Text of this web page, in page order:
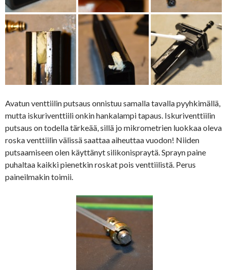
Avatun venttiilin putsaus onnistuu samalla tavalla pyyhkimällä,
mutta iskuriventtiili onkin hankalampi tapaus. Iskuriventtiilin
putsaus on todella tärkeää, sillä jo mikrometrien luokkaa oleva
roska venttiilin välissä saattaa aiheuttaa vuodon! Niiden
putsaamiseen olen käyttänyt silikonispraytä. Sprayn paine
puhaltaa kaikki pienetkin roskat pois venttiilistä. Perus
paineilmakin toimii.